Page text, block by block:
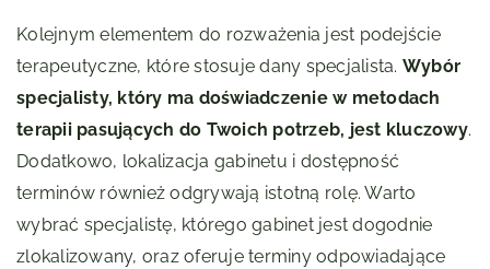
Kolejnym elementem do rozważenia jest podejście
terapeutyczne, które stosuje dany specjalista. Wybór
specjalisty, który ma doświadczenie w metodach
terapii pasujących do Twoich potrzeb, jest kluczowy.
Dodatkowo, lokalizacja gabinetu i dostępność
terminów również odgrywają istotną rolę. Warto
wybrać specjalistę, którego gabinet jest dogodnie
zlokalizowany, oraz oferuje terminy odpowiadające